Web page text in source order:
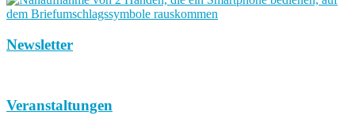
Newsletter
Veranstaltungen